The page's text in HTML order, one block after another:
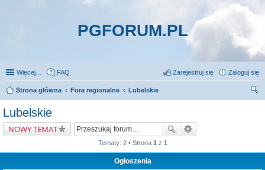
PGFORUM.PL
Więcej… FAQ Zaloguj się
Zarejestruj się
Strona główna Fora regionalne
Lubelskie
Lubelskie
NOWY TEMAT
Tematy: 2 • Strona 1 z 1
Ogłoszenia